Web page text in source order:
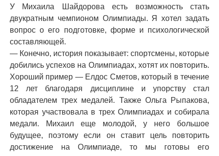
У Михаила Шайдорова есть возможность стать
двукратным чемпионом Олимпиады. Я хотел задать
вопрос о его подготовке, форме и психологической
составляющей.
— Конечно, история показывает: спортсмены, которые
добились успехов на Олимпиадах, хотят их повторить.
Хороший пример — Елдос Сметов, который в течение
12 лет благодаря дисциплине и упорству стал
обладателем трех медалей. Также Ольга Рыпакова,
которая участвовала в трех Олимпиадах и собирала
медали. Михаил еще молодой, у него большое
будущее, поэтому если он ставит цель повторить
достижение на Олимпиаде, то мы готовы его